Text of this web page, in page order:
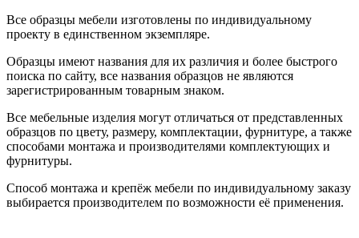
Все образцы мебели изготовлены по индивидуальному
проекту в единственном экземпляре.
Образцы имеют названия для их различия и более быстрого
поиска по сайту, все названия образцов не являются
зарегистрированным товарным знаком.
Все мебельные изделия могут отличаться от представленных
образцов по цвету, размеру, комплектации, фурнитуре, а также
способами монтажа и производителями комплектующих и
фурнитуры.
Способ монтажа и крепёж мебели по индивидуальному заказу
выбирается производителем по возможности её применения.